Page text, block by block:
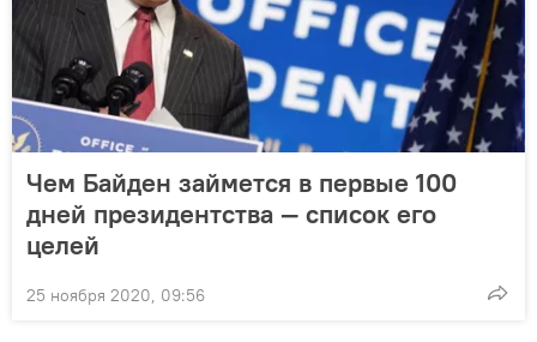
Чем Байден займется в первые 100
дней президентства — список его
целей
25 ноября 2020, 09:56